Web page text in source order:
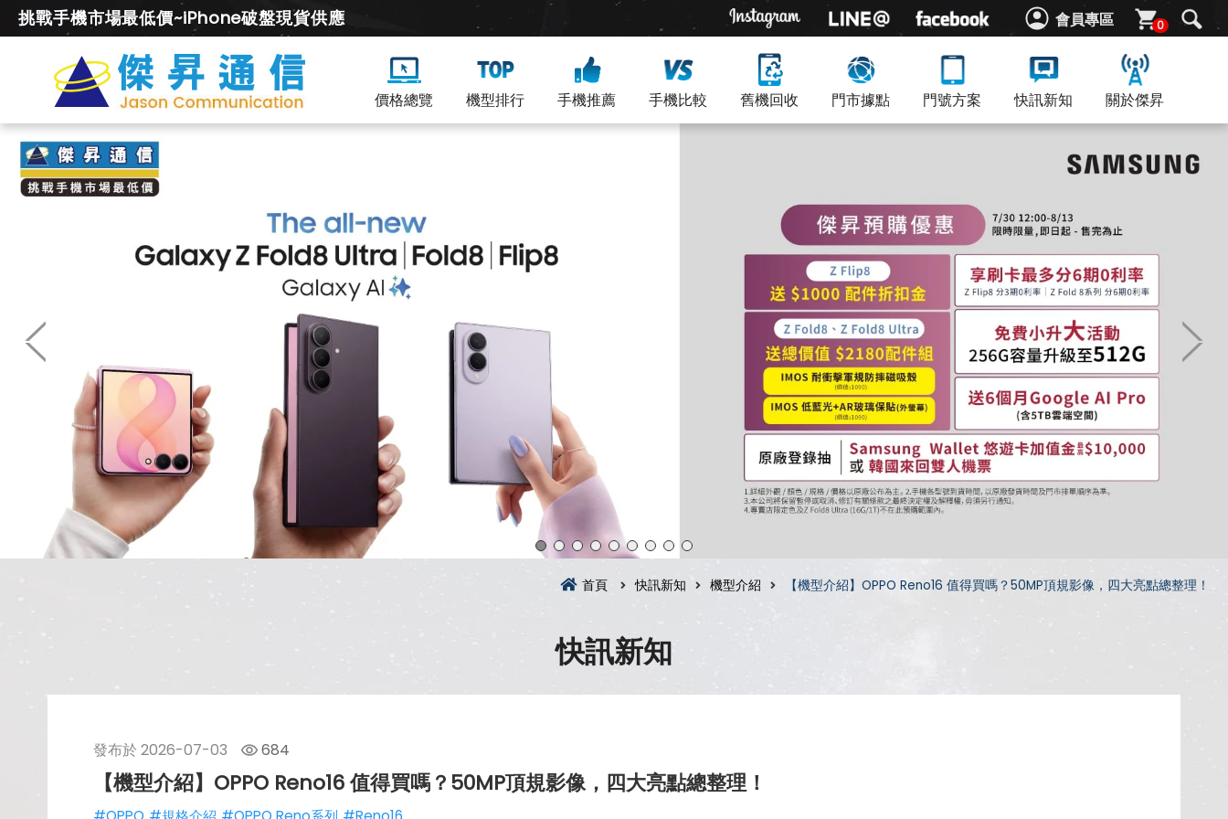
會員專區 0
挑戰手機市場最低價~iPhone破盤現貨供應
價格總覽 機型排行 手機推薦 手機比較 舊機回收 門市據點 門號方案 快訊新知 關於傑昇
首頁 快訊新知 機型介紹 【機型介紹】OPPO Reno16 值得買嗎？50MP頂規影像，四大亮點總整理！
快訊新知
發布於 2026-07-03 684
【機型介紹】OPPO Reno16 值得買嗎？50MP頂規影像，四大亮點總整理！